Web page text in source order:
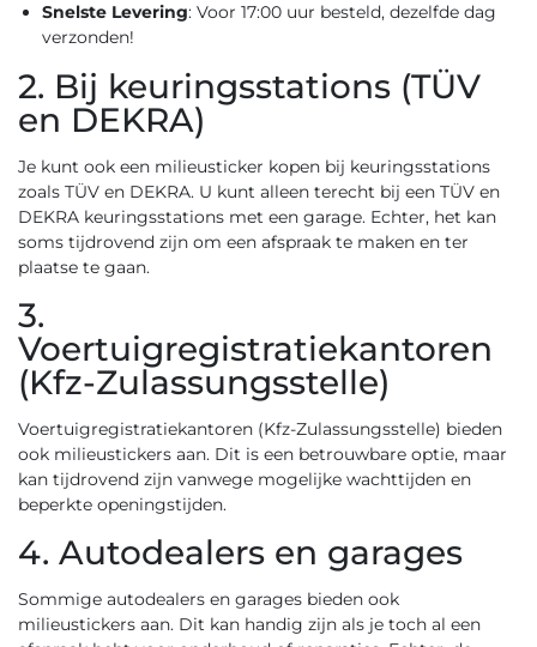
Snelste Levering: Voor 17:00 uur besteld, dezelfde dag
verzonden!
2. Bij keuringsstations (TÜV
en DEKRA)
Je kunt ook een milieusticker kopen bij keuringsstations
zoals TÜV en DEKRA. U kunt alleen terecht bij een TÜV en
DEKRA keuringsstations met een garage. Echter, het kan
soms tijdrovend zijn om een afspraak te maken en ter
plaatse te gaan.
3.
Voertuigregistratiekantoren
(Kfz-Zulassungsstelle)
Voertuigregistratiekantoren (Kfz-Zulassungsstelle) bieden
ook milieustickers aan. Dit is een betrouwbare optie, maar
kan tijdrovend zijn vanwege mogelijke wachttijden en
beperkte openingstijden.
4. Autodealers en garages
Sommige autodealers en garages bieden ook
milieustickers aan. Dit kan handig zijn als je toch al een